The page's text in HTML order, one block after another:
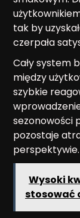
tak by
czerpała
Cały system
między
szybkie
sezonowości
pozostaje
perspektywie.
Wysoki
stosować